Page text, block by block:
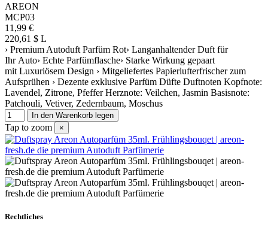
AREON
MCP03
11,99 €
220,61 $ L
› Premium Autoduft Parfüm Rot› Langanhaltender Duft für
Ihr Auto› Echte Parfümflasche› Starke Wirkung gepaart
mit Luxuriösem Design › Mitgeliefertes Papierlufterfrischer zum
Aufsprühen › Dezente exklusive Parfüm Düfte Duftnoten Kopfnote:
Lavendel, Zitrone, Pfeffer Herznote: Veilchen, Jasmin Basisnote:
Patchouli, Vetiver, Zedernbaum, Moschus
In den Warenkorb legen
Tap to zoom ×
Rechtliches